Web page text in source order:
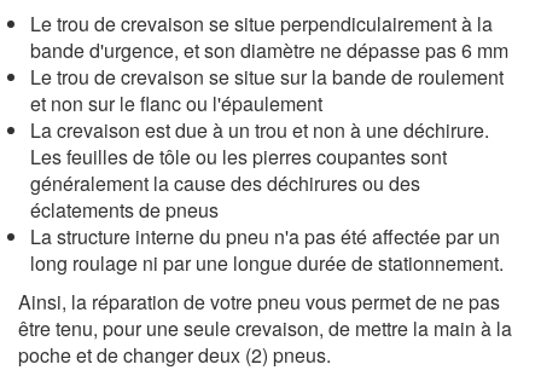
Le trou de crevaison se situe perpendiculairement à la
bande d'urgence, et son diamètre ne dépasse pas 6 mm
Le trou de crevaison se situe sur la bande de roulement
et non sur le flanc ou l'épaulement
La crevaison est due à un trou et non à une déchirure.
Les feuilles de tôle ou les pierres coupantes sont
généralement la cause des déchirures ou des
éclatements de pneus
La structure interne du pneu n'a pas été affectée par un
long roulage ni par une longue durée de stationnement.
Ainsi, la réparation de votre pneu vous permet de ne pas
être tenu, pour une seule crevaison, de mettre la main à la
poche et de changer deux (2) pneus.